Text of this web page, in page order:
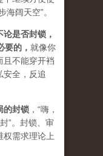
海阔天空”。
论是否封锁，
的， 就像你
且不能穿开裆
安全，反追
的封锁 ，“嗨，
”。封锁、审
权需求理论上